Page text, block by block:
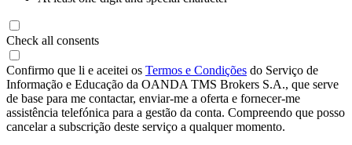
Check all consents
Confirmo que li e aceitei os Termos e Condições do Serviço de
Informação e Educação da OANDA TMS Brokers S.A., que serve
de base para me contactar, enviar-me a oferta e fornecer-me
assistência telefónica para a gestão da conta. Compreendo que posso
cancelar a subscrição deste serviço a qualquer momento.